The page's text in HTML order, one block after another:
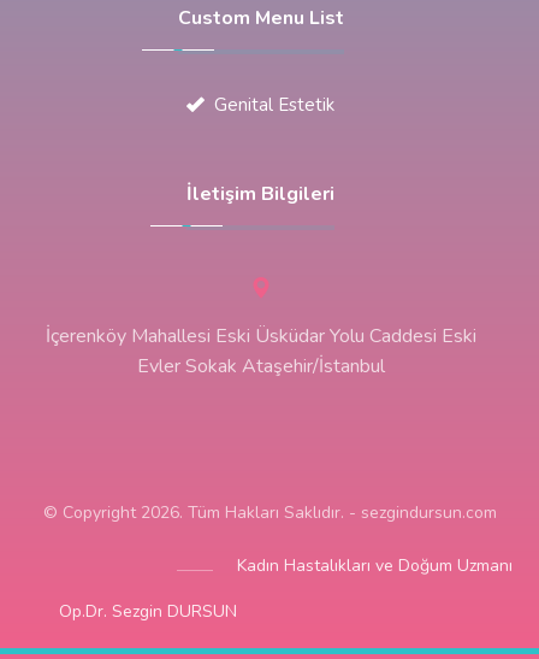
Custom Menu List
Genital Estetik
İletişim Bilgileri
İçerenköy Mahallesi Eski Üsküdar Yolu Caddesi Eski
Evler Sokak Ataşehir/İstanbul
© Copyright 2026. Tüm Hakları Saklıdır. - sezgindursun.com
Kadın Hastalıkları ve Doğum Uzmanı
Op.Dr. Sezgin DURSUN